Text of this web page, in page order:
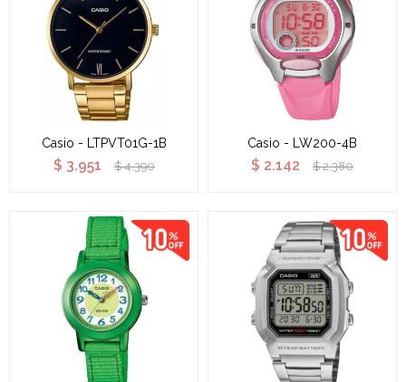
Casio - LTPVT01G-1B
$ 3.951 $ 4.390
Casio - LW200-4B
$ 2.142 $ 2.380